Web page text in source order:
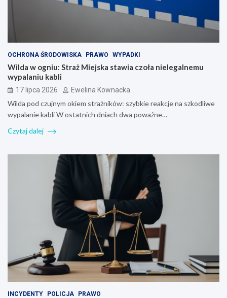
OCHRONA ŚRODOWISKA PRAWO WYPADKI
Wilda w ogniu: Straż Miejska stawia czoła nielegalnemu
wypalaniu kabli
17 lipca 2026 Ewelina Kownacka
Wilda pod czujnym okiem strażników: szybkie reakcje na szkodliwe
wypalanie kabli W ostatnich dniach dwa poważne…
Czytaj dalej
INCYDENTY POLICJA PRAWO